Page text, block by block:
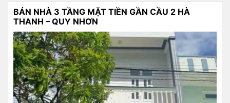
BÁN NHÀ 3 TẦNG MẶT TIỀN GẦN CẦU 2 HÀ
THANH – QUY NHƠN